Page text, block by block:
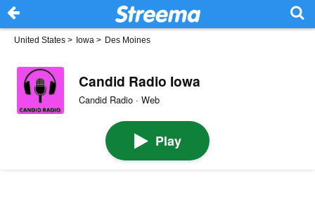
United States > Iowa > Des Moines
Candid Radio Iowa
Candid Radio · Web
Play